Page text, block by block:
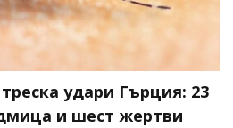
удари Гърция: 23
и шест жертви